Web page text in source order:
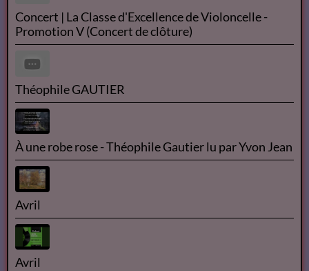
Concert | La Classe d'Excellence de Violoncelle -
Promotion V (Concert de clôture)
Théophile GAUTIER
À une robe rose - Théophile Gautier lu par Yvon Jean
Avril
Avril